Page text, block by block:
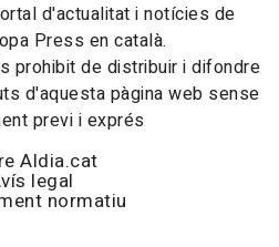
d'actualitat i notícies de
Press en català.
prohibit de distribuir i difondre
d'aquesta pàgina web sense
previ i exprés
Aldia.cat
legal
normatiu